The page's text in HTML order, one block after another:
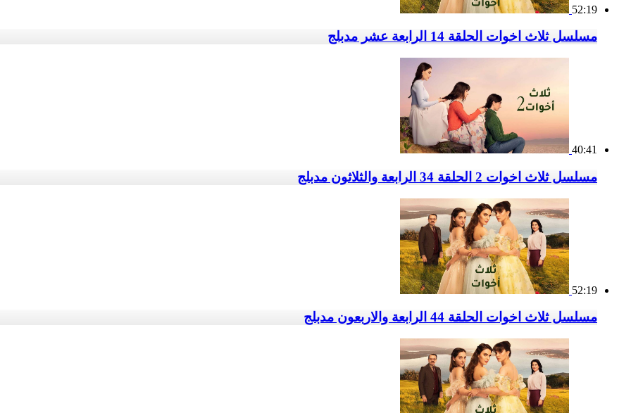
52:19
مسلسل ثلاث اخوات الحلقة 14 الرابعة عشر مدبلج
40:41
مسلسل ثلاث اخوات 2 الحلقة 34 الرابعة والثلاثون مدبلج
52:19
مسلسل ثلاث اخوات الحلقة 44 الرابعة والاربعون مدبلج